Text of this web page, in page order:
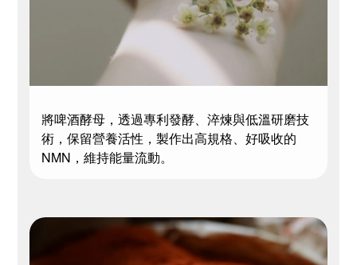
將啤酒酵母，透過專利發酵、淬煉與低溫研磨技
術，保留營養活性，製作出高規格、好吸收的
NMN，維持能量流動。